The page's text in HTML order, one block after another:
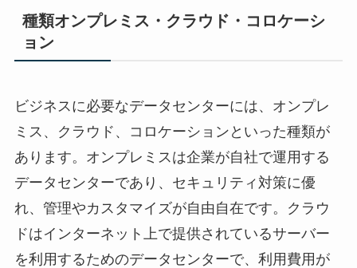
種類オンプレミス・クラウド・コロケーシ
ョン
ビジネスに必要なデータセンターには、オンプレ
ミス、クラウド、コロケーションといった種類が
あります。オンプレミスは企業が自社で運用する
データセンターであり、セキュリティ対策に優
れ、管理やカスタマイズが自由自在です。クラウ
ドはインターネット上で提供されているサーバー
を利用するためのデータセンターで、利用費用が